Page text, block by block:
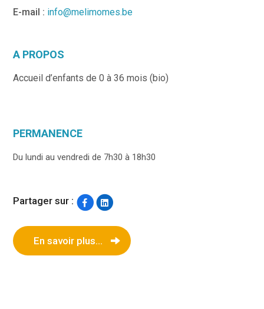
E-mail : info@melimomes.be
A PROPOS
Accueil d’enfants de 0 à 36 mois (bio)
PERMANENCE
Du lundi au vendredi de 7h30 à 18h30
Partager sur :
En savoir plus...